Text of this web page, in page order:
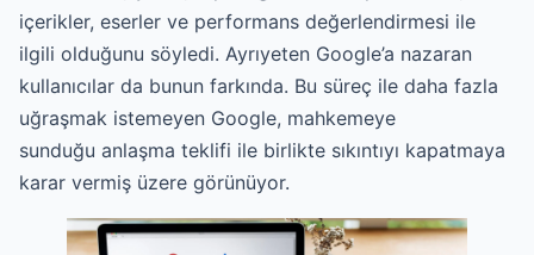
içerikler, eserler ve performans değerlendirmesi ile
ilgili olduğunu söyledi. Ayrıyeten Google’a nazaran
kullanıcılar da bunun farkında. Bu süreç ile daha fazla
uğraşmak istemeyen Google, mahkemeye
sunduğu anlaşma teklifi ile birlikte sıkıntıyı kapatmaya
karar vermiş üzere görünüyor.